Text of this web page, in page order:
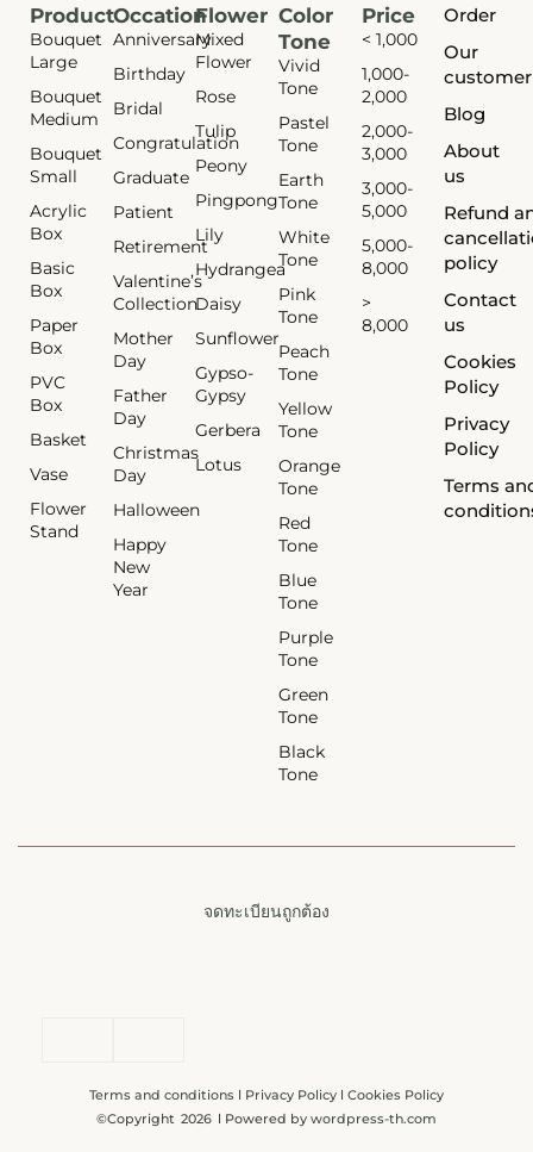
Product
Bouquet
Large
Bouquet
Medium
Bouquet
Small
Acrylic
Box
Basic
Box
Paper
Box
PVC
Box
Basket
Vase
Flower
Stand
Occation
Anniversary
Birthday
Bridal
Congratulation
Graduate
Patient
Retirement
Valentine’s
Collection
Mother
Day
Father
Day
Christmas
Day
Halloween
Happy
New
Year
Flower
Mixed
Flower
Rose
Tulip
Peony
Pingpong
Lily
Hydrangea
Daisy
Sunflower
Gypso-
Gypsy
Gerbera
Lotus
Color
Tone
Vivid
Tone
Pastel
Tone
Earth
Tone
White
Tone
Pink
Tone
Peach
Tone
Yellow
Tone
Orange
Tone
Red
Tone
Blue
Tone
Purple
Tone
Green
Tone
Black
Tone
Price
< 1,000
1,000-
2,000
2,000-
3,000
3,000-
5,000
5,000-
8,000
>
8,000
Order
Our
customer
Blog
About
us
Refund
policy
Contact
us
Cookies
Policy
Privacy
Policy
Terms
จดทะเบียนถูกต้อง
Terms and conditions l Privacy Policy l Cookies Policy
©Copyright 2026 l Powered by wordpress-th.com